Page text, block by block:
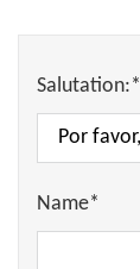
Salutation:*
Name*